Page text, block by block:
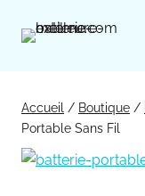
Accueil / Boutique /
Portable Sans Fil